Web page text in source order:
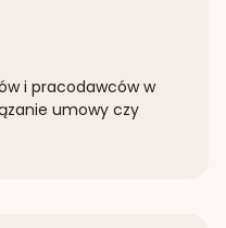
i pracodawców w
umowy czy